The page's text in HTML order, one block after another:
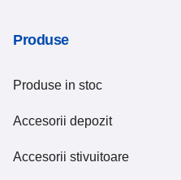
Produse
Produse in stoc
Accesorii depozit
Accesorii stivuitoare